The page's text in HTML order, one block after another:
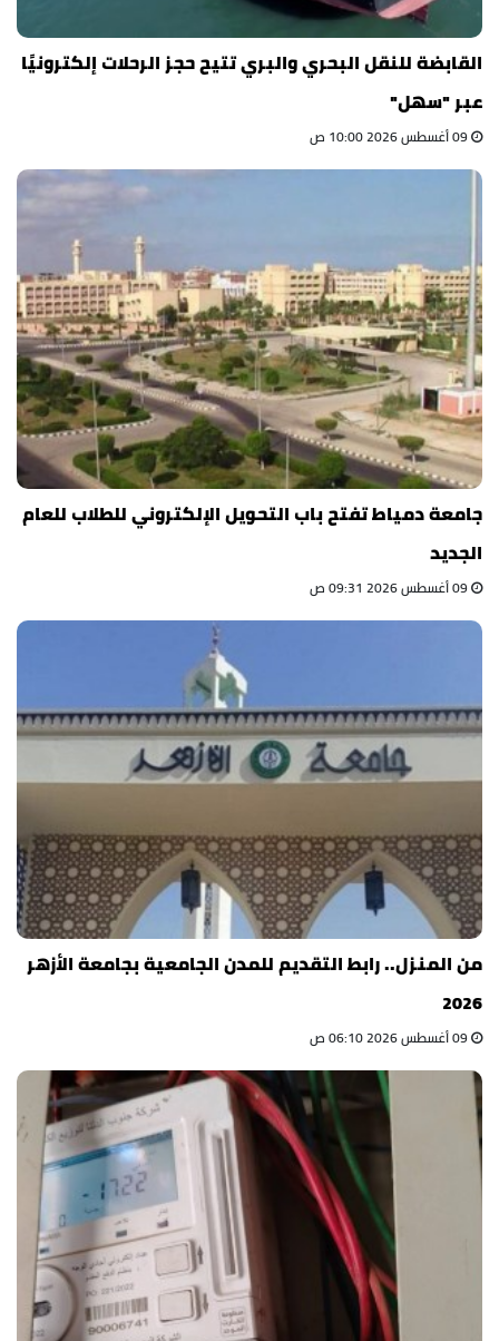
القابضة للنقل البحري والبري تتيح حجز الرحلات إلكترونيًا
عبر "سهل"
جامعة دمياط تفتح باب التحويل الإلكتروني للطلاب للعام
الجديد
من المنزل.. رابط التقديم للمدن الجامعية بجامعة الأزهر
2026